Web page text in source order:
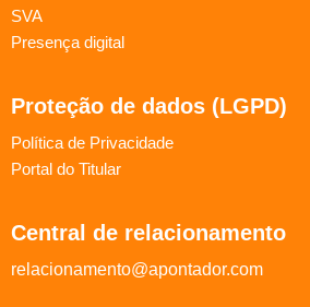
SVA
Presença digital
Proteção de dados (LGPD)
Política de Privacidade
Portal do Titular
Central de relacionamento
relacionamento@apontador.com